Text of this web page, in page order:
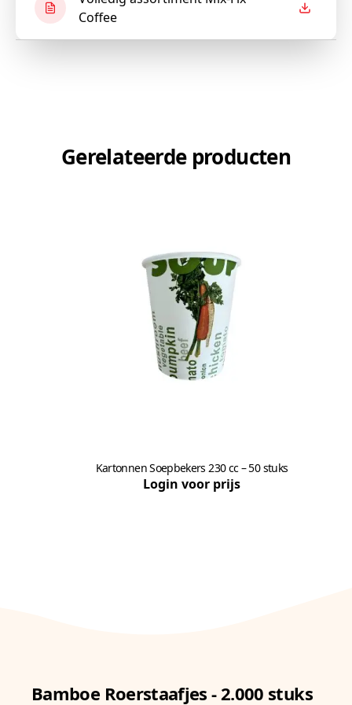
Coffee
Gerelateerde producten
Kartonnen Soepbekers 230 cc – 50 stuks
Login voor prijs
Bamboe Roerstaafjes - 2.000 stuks